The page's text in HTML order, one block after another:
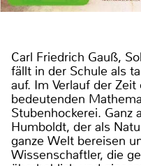
Carl Friedrich Gauß,
fällt in der Schule als
auf. Im Verlauf der
bedeutenden
Stubenhockerei. Ganz
Humboldt, der als
ganze Welt bereisen
Wissenschaftler, die